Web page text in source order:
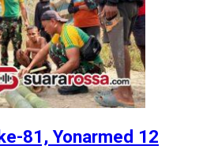
81, Yonarmed 12